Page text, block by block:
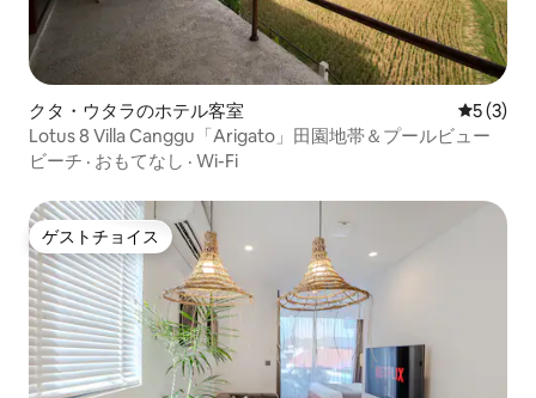
クタ・ウタラのホテル客室 レビュー
5 (3)
Lotus 8 Villa Canggu「Arigato」田園地帯＆プールビュー
ビーチ · おもてなし · Wi-Fi
ゲストチョイス
ゲストチョイス